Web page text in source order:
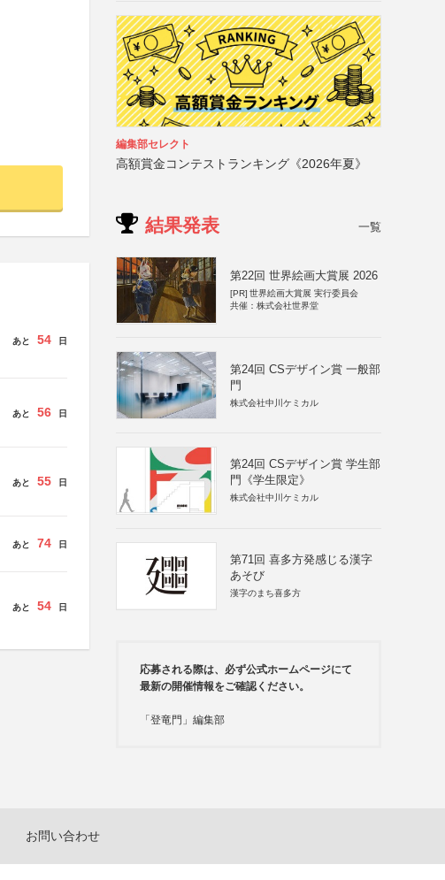
あと 54 日
あと 56 日
あと 55 日
あと 74 日
あと 54 日
編集部セレクト
高額賞金コンテストランキング《2026年夏》
結果発表 一覧
第22回 世界絵画大賞展 2026
[PR] 世界絵画大賞展 実行委員会
共催：株式会社世界堂
第24回 CSデザイン賞 一般部
門
株式会社中川ケミカル
第24回 CSデザイン賞 学生部
門《学生限定》
株式会社中川ケミカル
第71回 喜多方発感じる漢字
あそび
漢字のまち喜多方
応募される際は、必ず公式ホームページにて
最新の開催情報をご確認ください。
「登竜門」編集部
お問い合わせ